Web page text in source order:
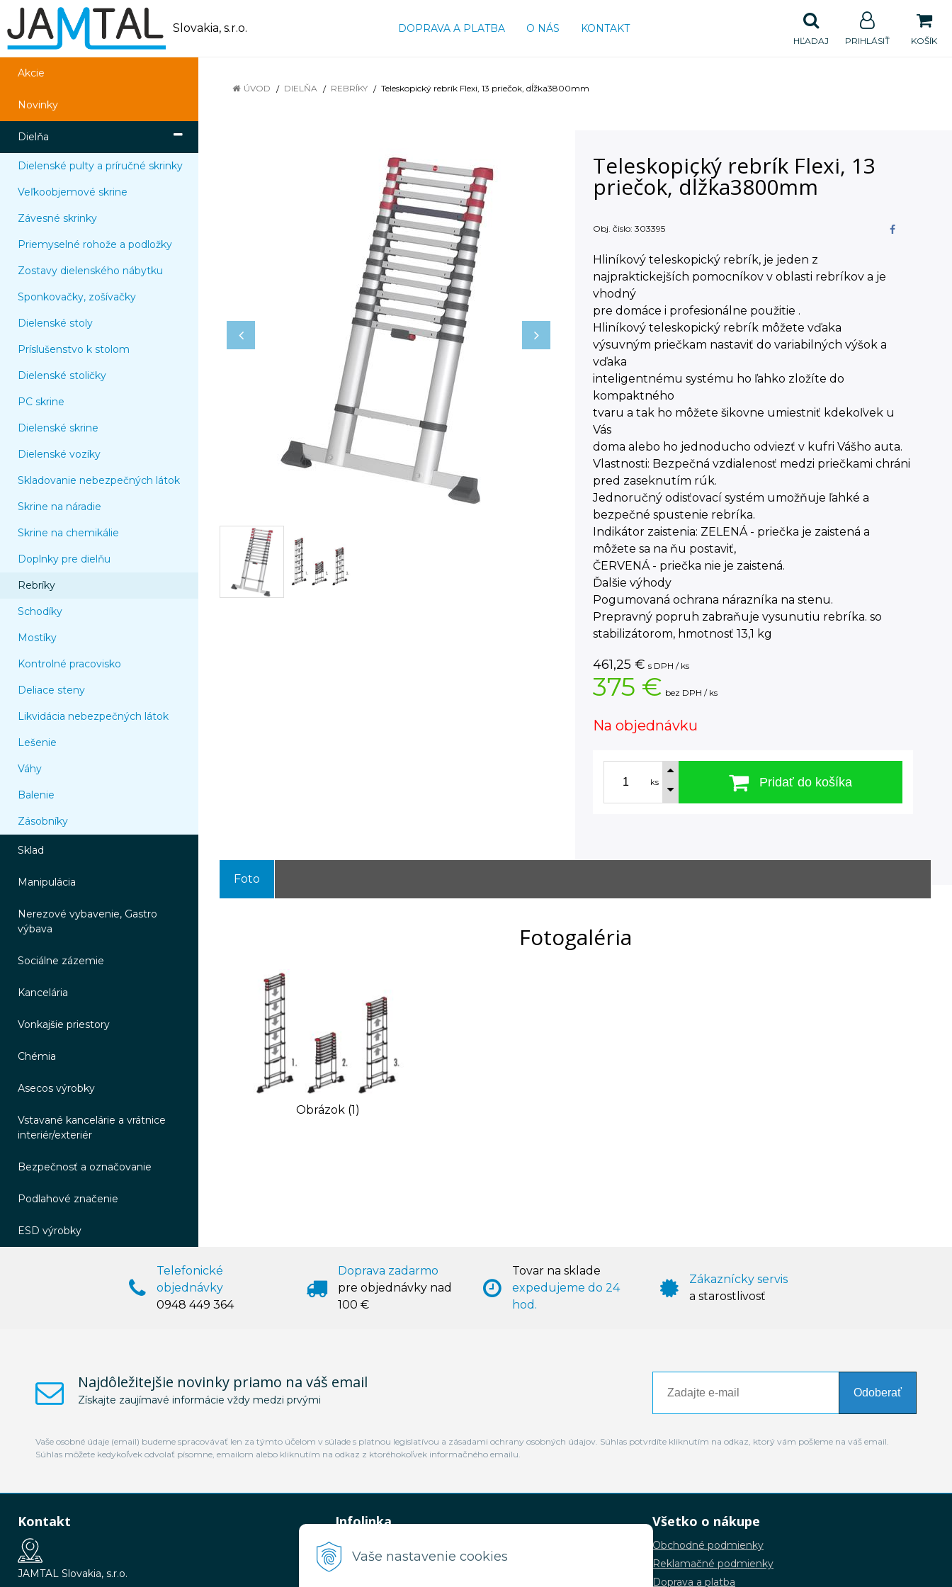
Vaše nastavenie cookies
Slovakia, s.r.o. DOPRAVA A PLATBA O NÁS KONTAKT
KOŠÍK
PRIHLÁSIŤ
HĽADAJ
Akcie
Novinky
Dielňa
Dielenské pulty a príručné skrinky
Veľkoobjemové skrine
Závesné skrinky
Priemyselné rohože a podložky
Zostavy dielenského nábytku
Sponkovačky, zošívačky
Dielenské stoly
Príslušenstvo k stolom
Dielenské stoličky
PC skrine
Dielenské skrine
Dielenské vozíky
Skladovanie nebezpečných látok
Skrine na náradie
Skrine na chemikálie
Doplnky pre dielňu
Rebríky
Schodíky
Mostíky
Kontrolné pracovisko
Deliace steny
Likvidácia nebezpečných látok
Lešenie
Váhy
Balenie
Zásobníky
Sklad
Manipulácia
Nerezové vybavenie, Gastro
výbava
Sociálne zázemie
Kancelária
Vonkajšie priestory
Chémia
Asecos výrobky
Vstavané kancelárie a vrátnice
interiér/exteriér
Bezpečnosť a označovanie
Podlahové značenie
ESD výrobky
ÚVOD DIELŇA REBRÍKY Teleskopický rebrík Flexi, 13 priečok, dĺžka3800mm
Teleskopický rebrík Flexi, 13
priečok, dĺžka3800mm
Obj. čislo: 303395
Hliníkový teleskopický rebrík, je jeden z
najpraktickejších pomocníkov v oblasti rebríkov a je
vhodný
pre domáce i profesionálne použitie .
Hliníkový teleskopický rebrík môžete vďaka
výsuvným priečkam nastaviť do variabilných výšok a
vďaka
inteligentnému systému ho ľahko zložíte do
kompaktného
tvaru a tak ho môžete šikovne umiestniť kdekoľvek u
Vás
doma alebo ho jednoducho odviezť v kufri Vášho auta.
Vlastnosti: Bezpečná vzdialenosť medzi priečkami chráni
pred zaseknutím rúk.
Jednoručný odisťovací systém umožňuje ľahké a
bezpečné spustenie rebríka.
Indikátor zaistenia: ZELENÁ - priečka je zaistená a
môžete sa na ňu postaviť,
ČERVENÁ - priečka nie je zaistená.
Ďalšie výhody
Pogumovaná ochrana nárazníka na stenu.
Prepravný popruh zabraňuje vysunutiu rebríka. so
stabilizátorom, hmotnosť 13,1 kg
461,25 € s DPH / ks
375 € bez DPH / ks
Na objednávku
ks Pridať do košíka
Foto
Fotogaléria
Obrázok (1)
Telefonické
objednávky
0948 449 364
Doprava zadarmo
pre objednávky nad
100 €
Tovar na sklade
expedujeme do 24
hod.
Zákaznícky servis
a starostlivosť
Najdôležitejšie novinky priamo na váš email
Získajte zaujímavé informácie vždy medzi prvými
Odoberať
Vaše osobné údaje (email) budeme spracovávať len za týmto účelom v súlade s platnou legislatívou a zásadami ochrany osobných údajov. Súhlas potvrdíte kliknutím na odkaz, ktorý vám pošleme na váš email.
Súhlas môžete kedykoľvek odvolať písomne, emailom alebo kliknutím na odkaz z ktoréhokoľvek informačného emailu.
Kontakt
JAMTAL Slovakia, s.r.o.
Infolinka
0948 449 364
Všetko o nákupe
Obchodné podmienky
Reklamačné podmienky
Doprava a platba